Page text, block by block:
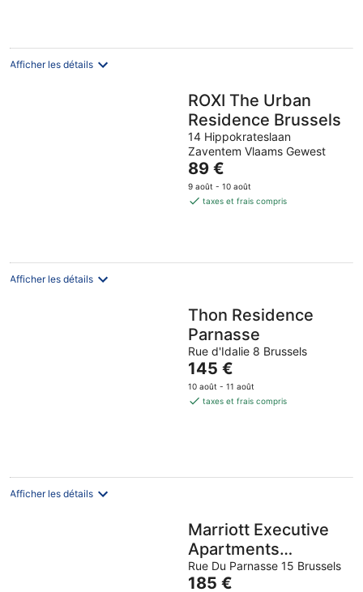
nuit
Afficher les détails
ROXI The Urban
Residence Brussels
14 Hippokrateslaan
Zaventem Vlaams Gewest
Le
prix
est
nuit
89 €
9 août - 10 août
taxes et frais compris
Afficher les détails
Thon Residence
Parnasse
Rue d'Idalie 8 Brussels
Le
prix
est
145 €
10 août - 11 août
taxes et frais compris
Afficher les détails
Marriott Executive
Apartments
Brussels, European
Quarter
Rue Du Parnasse 15 Brussels
Le
185 €